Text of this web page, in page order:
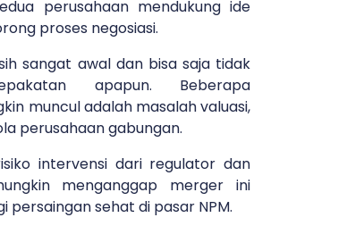
perusahaan mendukung ide
proses negosiasi.
sangat awal dan bisa saja tidak
apapun. Beberapa
muncul adalah masalah valuasi,
perusahaan gabungan.
intervensi dari regulator dan
menganggap merger ini
persaingan sehat di pasar NPM.